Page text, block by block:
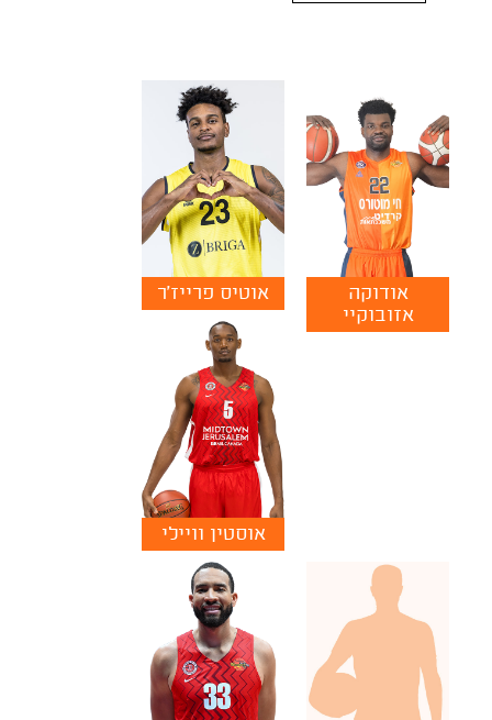
אודוקה
אזובוקיי
אוטיס פרייז'ר
אוסטין וויילי